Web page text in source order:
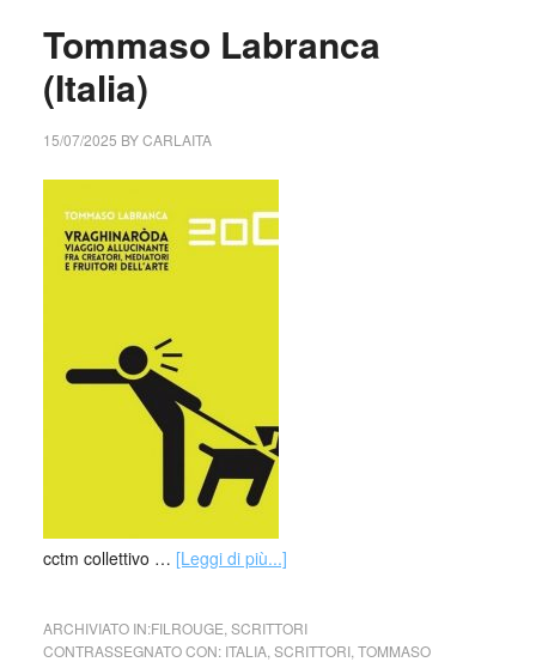
Tommaso Labranca
(Italia)
15/07/2025 BYCARLAITA
cctm collettivo … [Leggi di più...]
ARCHIVIATO IN:FILROUGE SCRITTORI
CONTRASSEGNATO CON: ITALIA, SCRITTORI, TOMMASO